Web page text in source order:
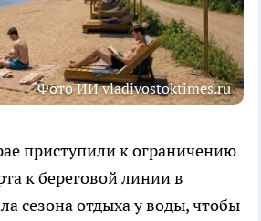
Фото ИИ vladivostoktimes.ru
приступили к ограничению
к береговой линии в
сезона отдыха у воды, чтобы